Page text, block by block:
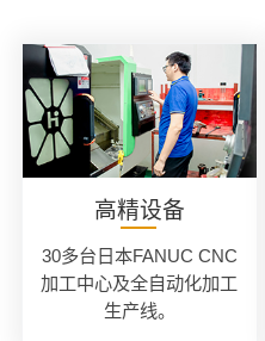
高精设备
30多台日本FANUC CNC
加工中心及全自动化加工
生产线。